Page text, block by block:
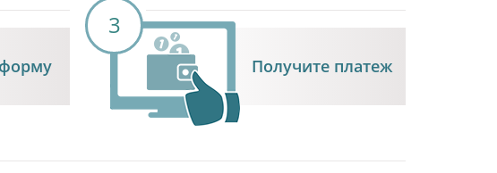
3
Получите платеж